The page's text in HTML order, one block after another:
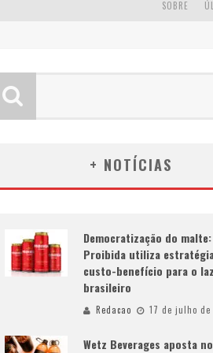
SOBRE
+ NOTÍCIAS
Democratização do malte:
Proibida utiliza
custo-benefício para o
brasileiro
Redacao 17 de julho de
Wetz Beverages aposta no